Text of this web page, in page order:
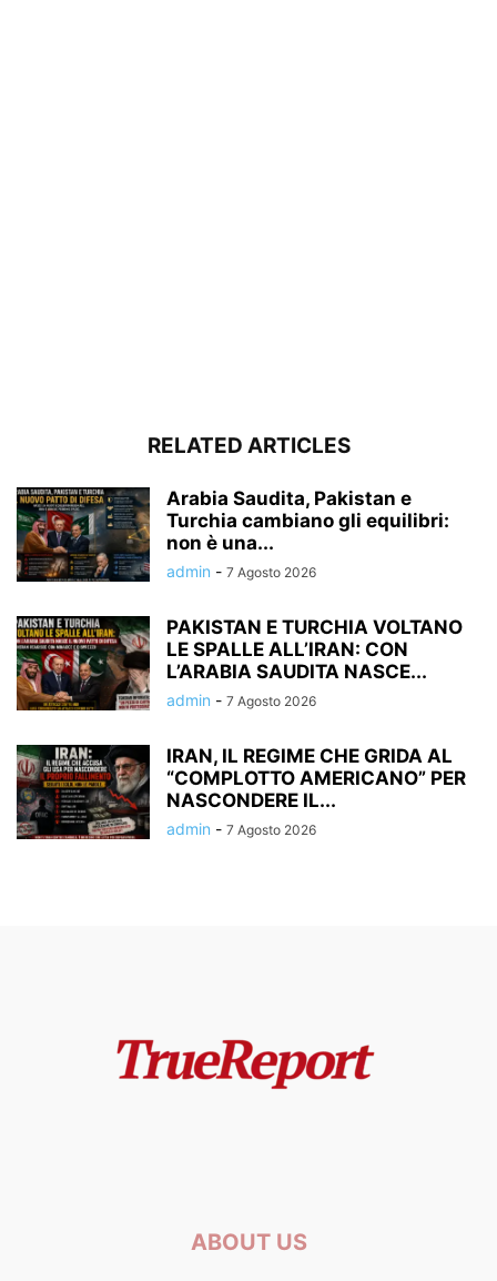
RELATED ARTICLES
Arabia Saudita, Pakistan e
Turchia cambiano gli equilibri:
non è una...
admin - 7 Agosto 2026
PAKISTAN E TURCHIA VOLTANO
LE SPALLE ALL’IRAN: CON
L’ARABIA SAUDITA NASCE...
admin - 7 Agosto 2026
IRAN, IL REGIME CHE GRIDA AL
“COMPLOTTO AMERICANO” PER
NASCONDERE IL...
admin - 7 Agosto 2026
ABOUT US